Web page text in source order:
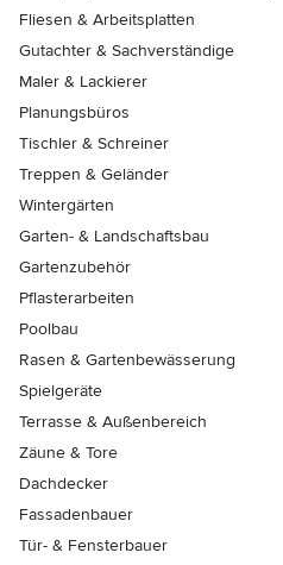
Fliesen & Arbeitsplatten
Gutachter & Sachverständige
Maler & Lackierer
Planungsbüros
Tischler & Schreiner
Treppen & Geländer
Wintergärten
Garten- & Landschaftsbau
Gartenzubehör
Pflasterarbeiten
Poolbau
Rasen & Gartenbewässerung
Spielgeräte
Terrasse & Außenbereich
Zäune & Tore
Dachdecker
Fassadenbauer
Tür- & Fensterbauer